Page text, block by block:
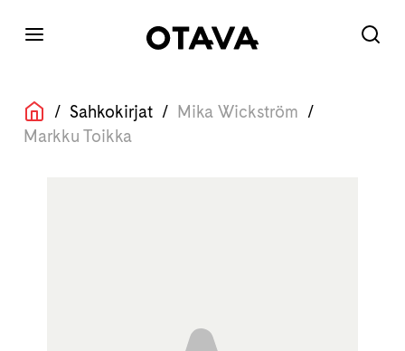
/ Sahkokirjat / Mika Wickström /
Markku Toikka